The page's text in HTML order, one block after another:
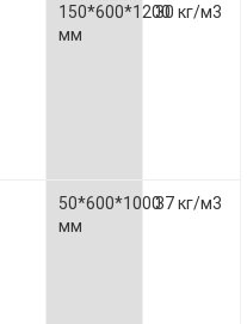
150*600*1200
мм
30 кг/м3
50*600*1000
мм
37 кг/м3